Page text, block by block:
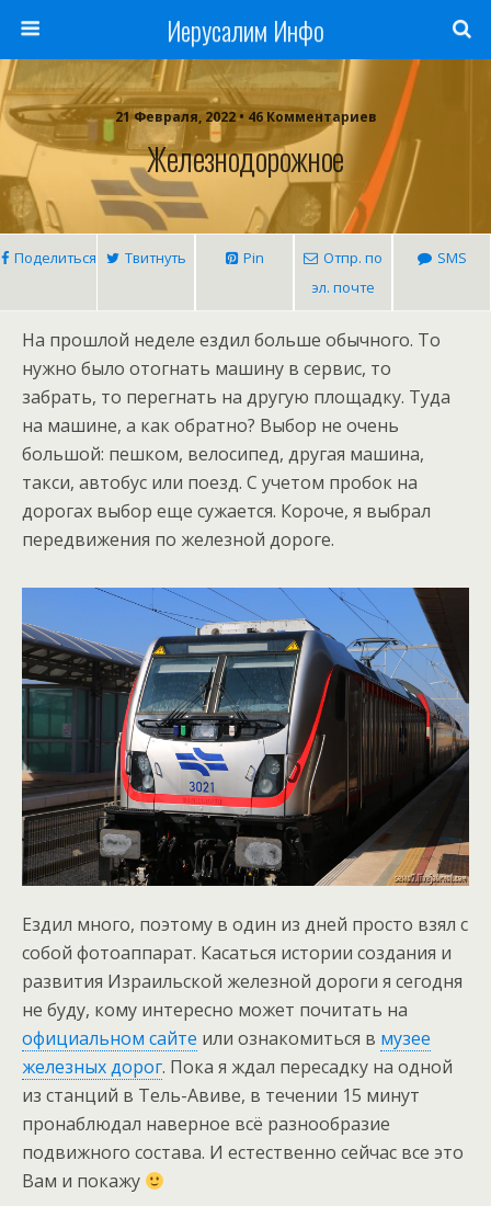
Иерусалим Инфо
21 Февраля, 2022 • 46 Комментариев
Железнодорожное
Поделиться Твитнуть Pin
Отпр. по
эл. почте
SMS
На прошлой неделе ездил больше обычного. То
нужно было отогнать машину в сервис, то
забрать, то перегнать на другую площадку. Туда
на машине, а как обратно? Выбор не очень
большой: пешком, велосипед, другая машина,
такси, автобус или поезд. С учетом пробок на
дорогах выбор еще сужается. Короче, я выбрал
передвижения по железной дороге.
Ездил много, поэтому в один из дней просто взял с
собой фотоаппарат. Касаться истории создания и
развития Израильской железной дороги я сегодня
не буду, кому интересно может почитать на
официальном сайте или ознакомиться в музее
железных дорог. Пока я ждал пересадку на одной
из станций в Тель-Авиве, в течении 15 минут
пронаблюдал наверное всё разнообразие
подвижного состава. И естественно сейчас все это
Вам и покажу